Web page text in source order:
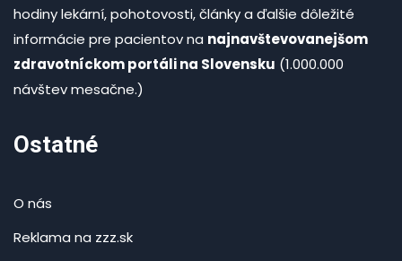
hodiny lekární, pohotovosti, články a ďalšie dôležité
informácie pre pacientov na najnavštevovanejšom
zdravotníckom portáli na Slovensku (1.000.000
návštev mesačne.)
Ostatné
O nás
Reklama na zzz.sk